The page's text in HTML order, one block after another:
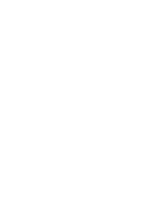
NaN de 5 estrelas.